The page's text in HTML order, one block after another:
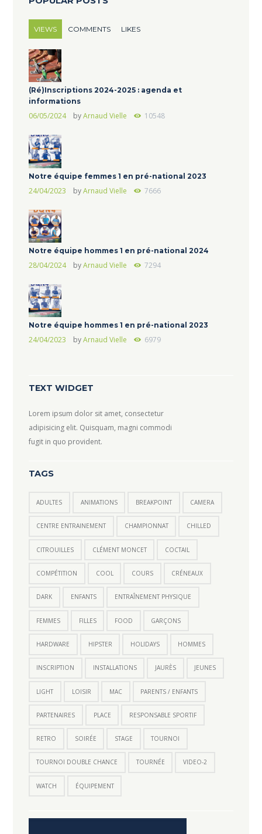
VIEWS COMMENTS LIKES
(Ré)Inscriptions 2024-2025 : agenda et
informations
06/05/2024 byArnaud Vielle 10548
Notre équipe femmes 1 en pré-national 2023
24/04/2023 byArnaud Vielle 7666
Notre équipe hommes 1 en pré-national 2024
28/04/2024 byArnaud Vielle 7294
Notre équipe hommes 1 en pré-national 2023
24/04/2023 byArnaud Vielle 6979
TEXT WIDGET
Lorem ipsum dolor sit amet, consectetur
adipisicing elit. Quisquam, magni commodi
fugit in quo provident.
TAGS
ADULTES ANIMATIONS BREAKPOINT CAMERA
CENTRE ENTRAINEMENT CHAMPIONNAT CHILLED
CITROUILLES CLÉMENT MONCET COCTAIL
COMPÉTITION COOL COURS CRÉNEAUX
DARK ENFANTS ENTRAÎNEMENT PHYSIQUE
FEMMES FILLES FOOD GARÇONS
HARDWARE HIPSTER HOLIDAYS HOMMES
INSCRIPTION INSTALLATIONS JAURÈS JEUNES
LIGHT LOISIR MAC PARENTS / ENFANTS
PARTENAIRES PLACE RESPONSABLE SPORTIF
RETRO SOIRÉE STAGE TOURNOI
TOURNOI DOUBLE CHANCE TOURNÉE VIDEO-2
WATCH ÉQUIPEMENT